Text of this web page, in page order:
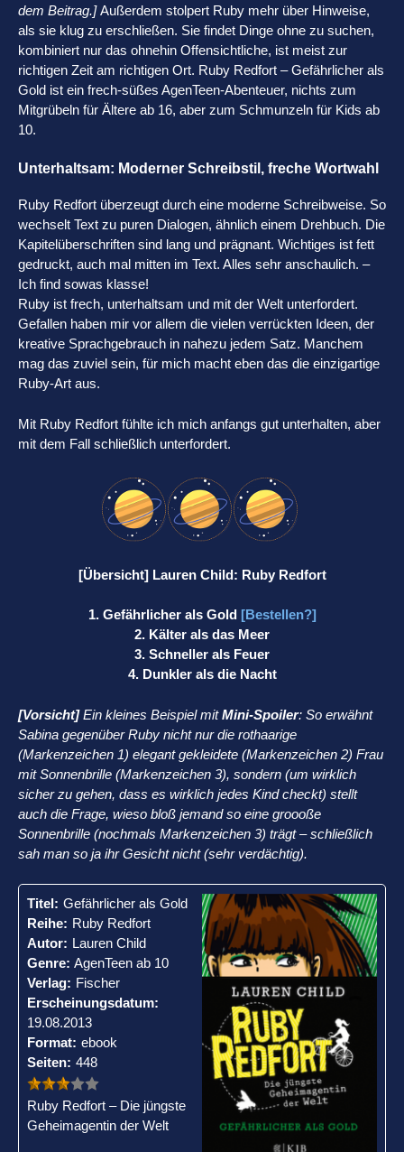
dem Beitrag.]Außerdem stolpert Ruby mehr über Hinweise,
als sie klug zu erschließen. Sie findet Dinge ohne zu suchen,
kombiniert nur das ohnehin Offensichtliche, ist meist zur
richtigen Zeit am richtigen Ort. Ruby Redfort – Gefährlicher als
Gold ist ein frech-süßes AgenTeen-Abenteuer, nichts zum
Mitgrübeln für Ältere ab 16, aber zum Schmunzeln für Kids ab
10.
Unterhaltsam: Moderner Schreibstil, freche Wortwahl
Ruby Redfort überzeugt durch eine moderne Schreibweise. So
wechselt Text zu puren Dialogen, ähnlich einem Drehbuch. Die
Kapitelüberschriften sind lang und prägnant. Wichtiges ist fett
gedruckt, auch mal mitten im Text. Alles sehr anschaulich. –
Ich find sowas klasse!
Ruby ist frech, unterhaltsam und mit der Welt unterfordert.
Gefallen haben mir vor allem die vielen verrückten Ideen, der
kreative Sprachgebrauch in nahezu jedem Satz. Manchem
mag das zuviel sein, für mich macht eben das die einzigartige
Ruby-Art aus.
Mit Ruby Redfort fühlte ich mich anfangs gut unterhalten, aber
mit dem Fall schließlich unterfordert.
[Übersicht] Lauren Child: Ruby Redfort
1. Gefährlicher als Gold [Bestellen?]
2. Kälter als das Meer
3. Schneller als Feuer
4. Dunkler als die Nacht
[Vorsicht]Ein kleines Beispiel mitMini-Spoiler: So erwähnt
Sabina gegenüber Ruby nicht nur die rothaarige
(Markenzeichen 1) elegant gekleidete (Markenzeichen 2) Frau
mit Sonnenbrille (Markenzeichen 3), sondern (um wirklich
sicher zu gehen, dass es wirklich jedes Kind checkt) stellt
auch die Frage, wieso bloß jemand so eine groooße
Sonnenbrille (nochmals Markenzeichen 3) trägt – schließlich
sah man so ja ihr Gesicht nicht (sehr verdächtig).
Titel: Gefährlicher als Gold
Reihe: Ruby Redfort
Autor: Lauren Child
Genre: AgenTeen ab 10
Verlag: Fischer
Erscheinungsdatum:
19.08.2013
Format: ebook
Seiten: 448
Ruby Redfort – Die jüngste
Geheimagentin der Welt